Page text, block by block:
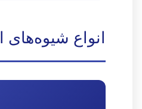
انواع شیوه‌های